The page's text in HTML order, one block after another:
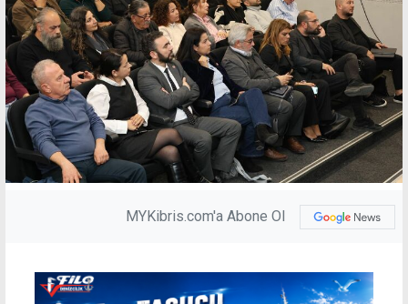
MYKibris.com'a Abone Ol